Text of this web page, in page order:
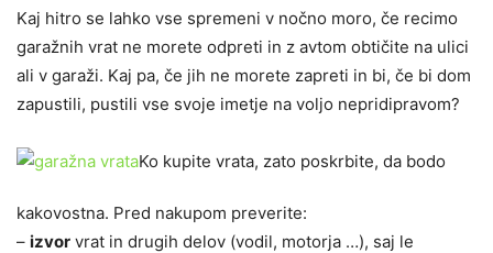
Kaj hitro se lahko vse spremeni v nočno moro, če recimo
garažnih vrat ne morete odpreti in z avtom obtičite na ulici
ali v garaži. Kaj pa, če jih ne morete zapreti in bi, če bi dom
zapustili, pustili vse svoje imetje na voljo nepridipravom?
Ko kupite vrata, zato poskrbite, da bodo
kakovostna. Pred nakupom preverite:
– izvor vrat in drugih delov (vodil, motorja …), saj le